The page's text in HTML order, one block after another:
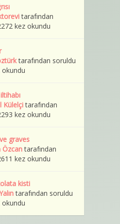
tarafından
kez okundu
tarafından soruldu
okundu
Külelçitarafından
kez okundu
graves
Özcantarafından
kez okundu
kisti
tarafından soruldu
okundu